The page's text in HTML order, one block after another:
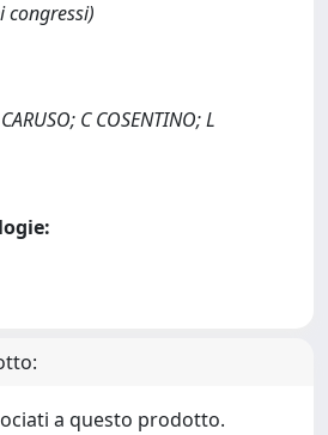
congressi)
C COSENTINO; L
a questo prodotto.